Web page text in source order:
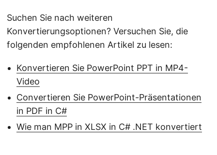
Suchen Sie nach weiteren
Konvertierungsoptionen? Versuchen Sie, die
folgenden empfohlenen Artikel zu lesen:
Konvertieren Sie PowerPoint PPT in MP4-
Video
Convertieren Sie PowerPoint-Präsentationen
in PDF in C#
Wie man MPP in XLSX in C# .NET konvertiert